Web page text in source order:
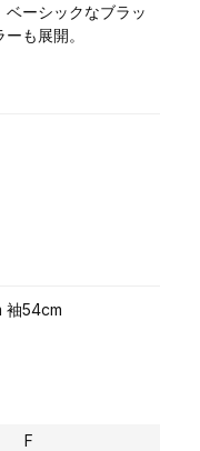
ーシックなブラッ
も展開。
54cm
F